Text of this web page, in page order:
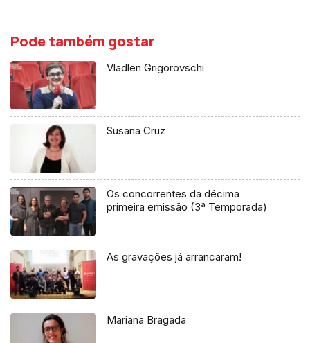
Pode também gostar
Vladlen Grigorovschi
Susana Cruz
Os concorrentes da décima
primeira emissão (3ª Temporada)
As gravações já arrancaram!
Mariana Bragada